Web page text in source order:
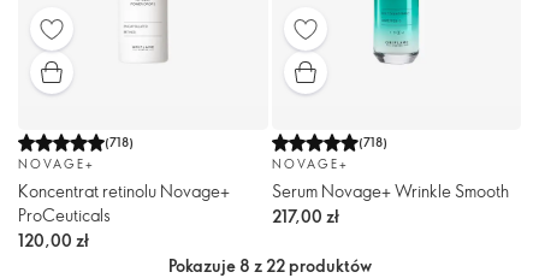
(718)
NOVAGE+
Koncentrat retinolu Novage+
ProCeuticals
120,00 zł
(718)
NOVAGE+
Serum Novage+ Wrinkle Smooth
217,00 zł
Pokazuje 8 z 22 produktów